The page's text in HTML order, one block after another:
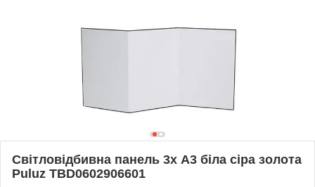
Світловідбивна панель 3x А3 біла сіра золота
Puluz TBD0602906601